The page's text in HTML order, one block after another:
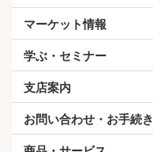
マーケット情報
学ぶ・セミナー
支店案内
お問い合わせ・お手続き